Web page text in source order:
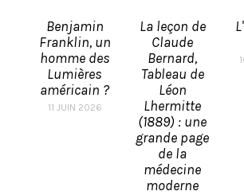
Benjamin
Franklin, un
homme des
Lumières
américain ?
11 JUIN 2026
La leçon de
Claude
Bernard,
Tableau de
Léon
Lhermitte
(1889) : une
grande page
de la
médecine
moderne